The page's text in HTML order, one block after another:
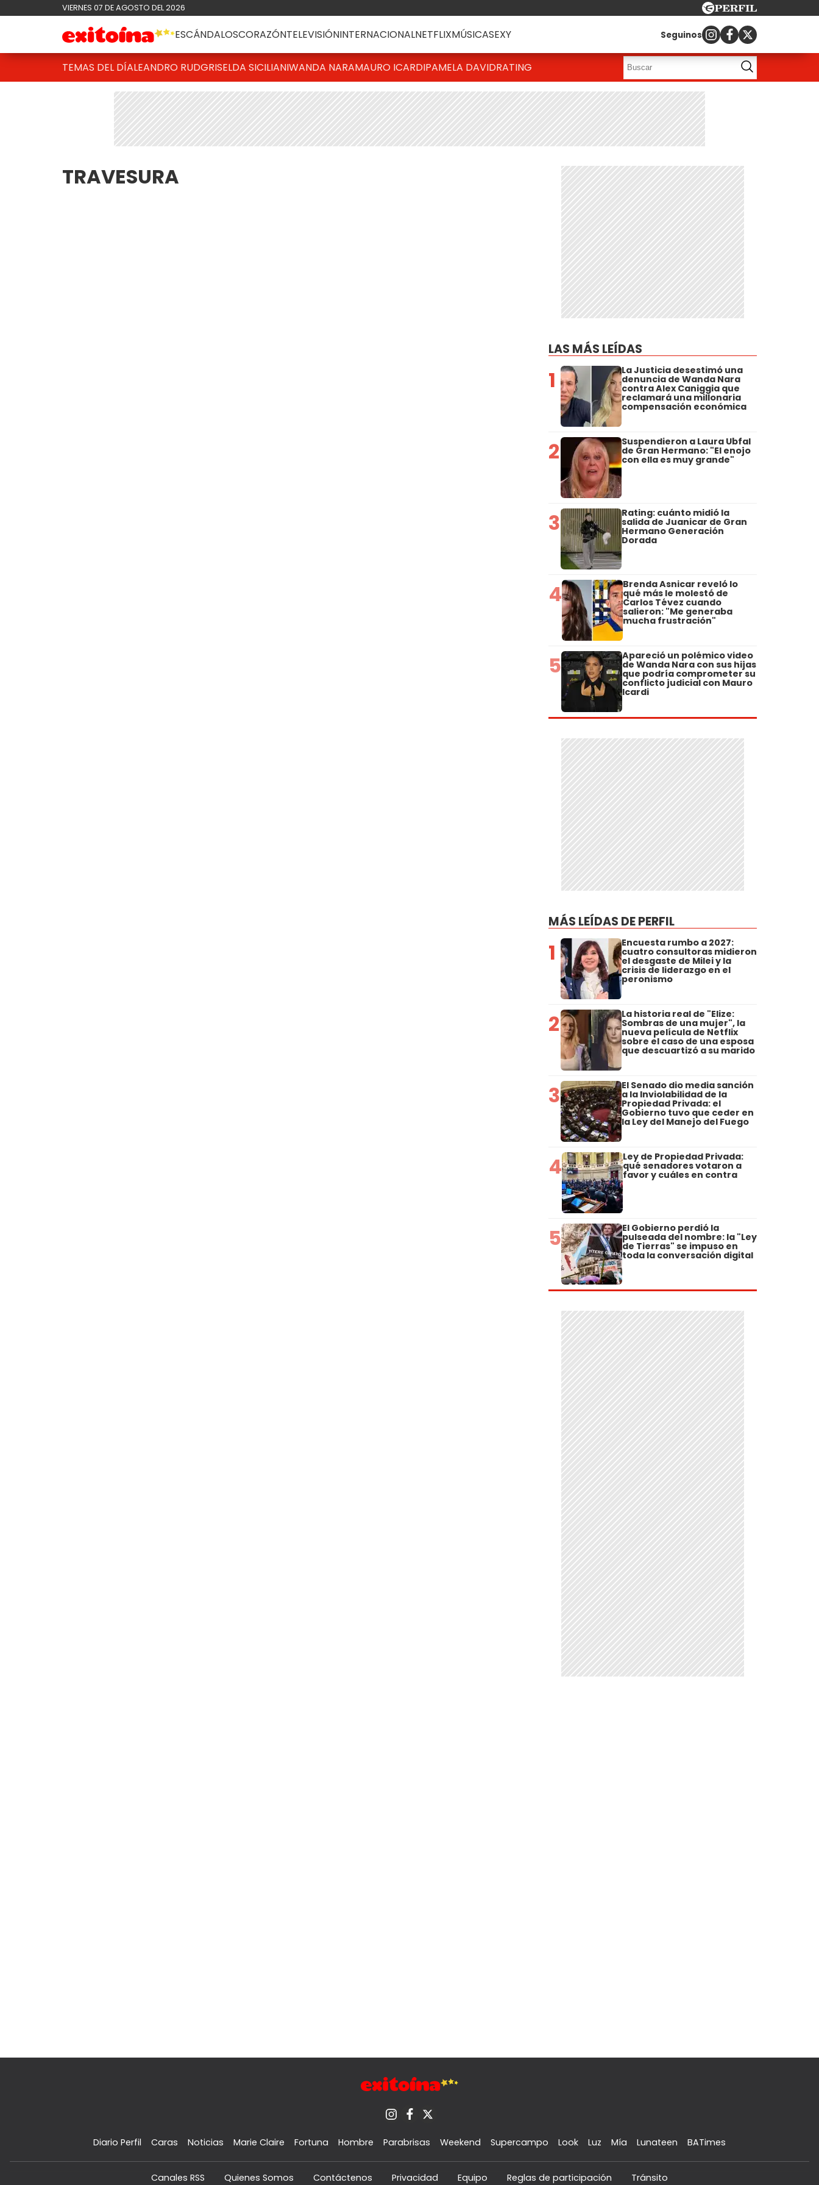
VIERNES 07 DE AGOSTO DEL 2026
ESCÁNDALOSCORAZÓNTELEVISIÓNINTERNACIONALNETFLIXMÚSICASEXY Seguinos
TEMAS DEL DÍALEANDRO RUDGRISELDA SICILIANIWANDA NARAMAURO ICARDIPAMELA DAVIDRATING
TRAVESURA
LAS MÁS LEÍDAS
1 La Justicia desestimó una
denuncia de Wanda Nara
contra Alex Caniggia que
reclamará una millonaria
compensación económica
2 Suspendieron a Laura Ubfal
de Gran Hermano: "El enojo
con ella es muy grande"
3 Rating: cuánto midió la
salida de Juanicar de Gran
Hermano Generación
Dorada
4 Brenda Asnicar reveló lo
qué más le molestó de
Carlos Tévez cuando
salieron: "Me generaba
mucha frustración"
5 Apareció un polémico video
de Wanda Nara con sus hijas
que podría comprometer su
conflicto judicial con Mauro
Icardi
MÁS LEÍDAS DE PERFIL
1 Encuesta rumbo a 2027:
cuatro consultoras midieron
el desgaste de Milei y la
crisis de liderazgo en el
peronismo
2 La historia real de "Elize:
Sombras de una mujer", la
nueva película de Netflix
sobre el caso de una esposa
que descuartizó a su marido
3 El Senado dio media sanción
a la Inviolabilidad de la
Propiedad Privada: el
Gobierno tuvo que ceder en
la Ley del Manejo del Fuego
4 Ley de Propiedad Privada:
qué senadores votaron a
favor y cuáles en contra
5 El Gobierno perdió la
pulseada del nombre: la "Ley
de Tierras" se impuso en
toda la conversación digital
Diario Perfil Caras Noticias Marie Claire Fortuna Hombre Parabrisas Weekend Supercampo Look Luz Mía Lunateen BATimes
Canales RSS Quienes Somos Contáctenos Privacidad Equipo Reglas de participación Tránsito